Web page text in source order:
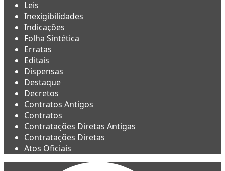
Leis
Inexigibilidades
Indicações
Folha Sintética
Erratas
Editais
Dispensas
Destaque
Decretos
Contratos Antigos
Contratos
Contratações Diretas Antigas
Contratações Diretas
Atos Oficiais